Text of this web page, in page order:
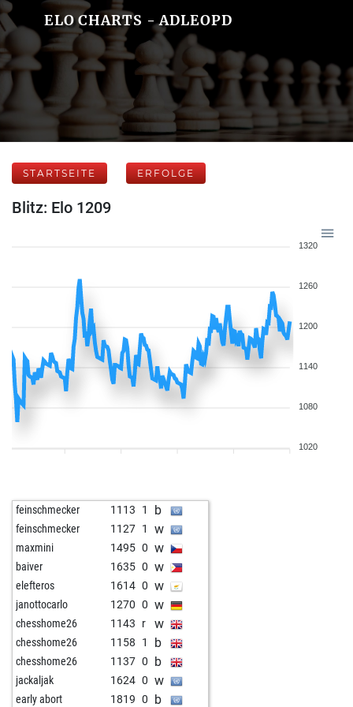
ELO CHARTS - ADLEOPD
STARTSEITE ERFOLGE
Blitz: Elo 1209
1320
1260
1200
1140
1080
1020
feinschmecker 1113 1 b
feinschmecker 1127 1 w
maxmini 1495 0 w
baiver 1635 0 w
elefteros 1614 0 w
janottocarlo 1270 0 w
chesshome26 1143 r w
chesshome26 1158 1 b
chesshome26 1137 0 b
jackaljak 1624 0 w
early abort 1819 0 b